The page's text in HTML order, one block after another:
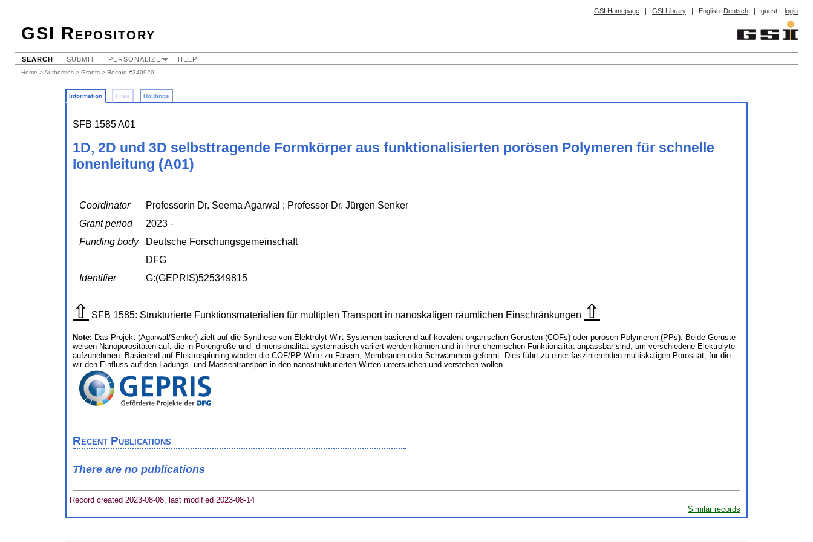
GSI Homepage | GSI Library | English Deutsch | guest :: login
GSI Repository
SEARCH SUBMIT PERSONALIZE HELP
Home >Authorities > Grants > Record #340920
Information Files Holdings
SFB 1585 A01
1D, 2D und 3D selbsttragende Formkörper aus funktionalisierten porösen Polymeren für schnelle
Ionenleitung (A01)
Coordinator
Professorin Dr. Seema Agarwal ; Professor Dr. Jürgen Senker
Grant period
2023 -
Funding body
Deutsche Forschungsgemeinschaft
DFG
Identifier
G:(GEPRIS)525349815
⇧ SFB 1585: Strukturierte Funktionsmaterialien für multiplen Transport in nanoskaligen räumlichen Einschränkungen ⇧
Note: Das Projekt (Agarwal/Senker) zielt auf die Synthese von Elektrolyt-Wirt-Systemen basierend auf kovalent-organischen Gerüsten (COFs) oder porösen Polymeren (PPs). Beide Gerüste
weisen Nanoporositäten auf, die in Porengröße und -dimensionalität systematisch variiert werden können und in ihrer chemischen Funktionalität anpassbar sind, um verschiedene Elektrolyte
aufzunehmen. Basierend auf Elektrospinning werden die COF/PP-Wirte zu Fasern, Membranen oder Schwämmen geformt. Dies führt zu einer faszinierenden multiskaligen Porosität, für die
wir den Einfluss auf den Ladungs- und Massentransport in den nanostrukturierten Wirten untersuchen und verstehen wollen.
Recent Publications
There are no publications
Record created 2023-08-08, last modified 2023-08-14
Similar records